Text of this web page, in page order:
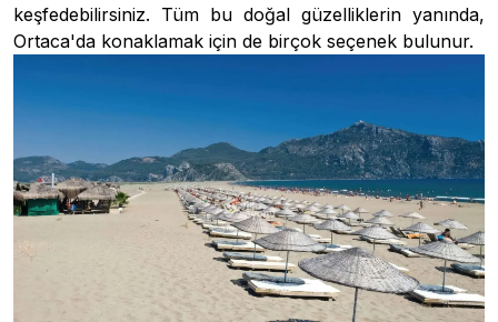
keşfedebilirsiniz. Tüm bu doğal güzelliklerin yanında,
Ortaca'da konaklamak için de birçok seçenek bulunur.